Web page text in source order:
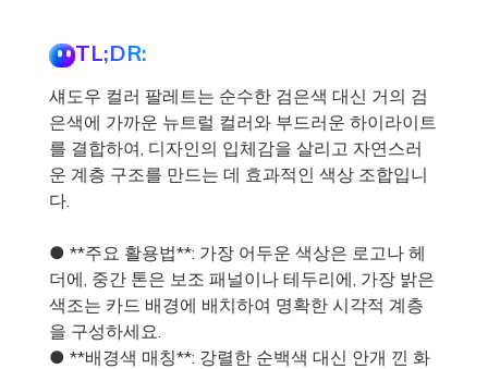
TL;DR:
섀도우 컬러 팔레트는 순수한 검은색 대신 거의 검
은색에 가까운 뉴트럴 컬러와 부드러운 하이라이트
를 결합하여, 디자인의 입체감을 살리고 자연스러
운 계층 구조를 만드는 데 효과적인 색상 조합입니
다.
● **주요 활용법**: 가장 어두운 색상은 로고나 헤
더에, 중간 톤은 보조 패널이나 테두리에, 가장 밝은
색조는 카드 배경에 배치하여 명확한 시각적 계층
을 구성하세요.
● **배경색 매칭**: 강렬한 순백색 대신 안개 낀 화